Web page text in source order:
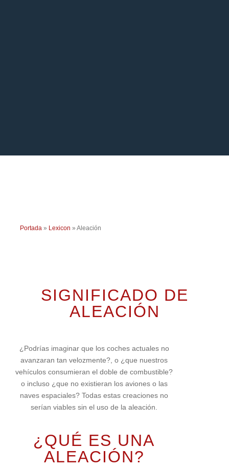
Portada» Lexicon » Aleación
SIGNIFICADO DE
ALEACIÓN
¿Podrías imaginar que los coches actuales no
avanzaran tan velozmente?, o ¿que nuestros
vehículos consumieran el doble de combustible?
o incluso ¿que no existieran los aviones o las
naves espaciales? Todas estas creaciones no
serían viables sin el uso de la aleación.
¿QUÉ ES UNA
ALEACIÓN?